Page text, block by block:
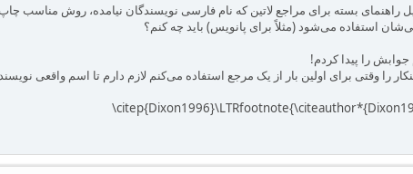
راهنمای بسته برای مراجع لاتین که نام فارسی نویسندگان نیامده، روش مناسب چاپ
استفاده می‌شود (مثلاً برای پانویس) باید چه کنم؟
را پیدا کردم!
را وقتی برای اولین بار از یک مرجع استفاده می‌کنم لازم دارم تا اسم واقعی